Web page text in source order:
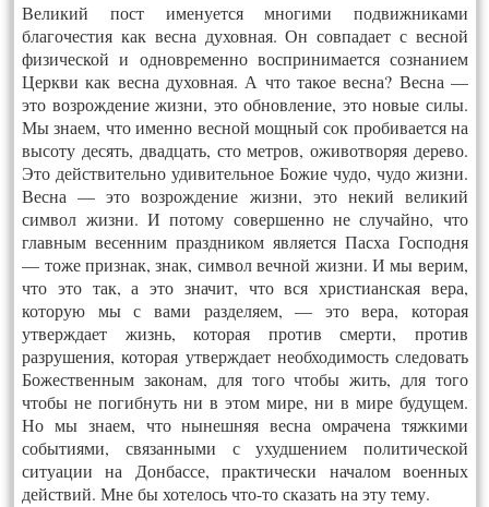
Великий пост именуется многими подвижниками
благочестия как весна духовная. Он совпадает с весной
физической и одновременно воспринимается сознанием
Церкви как весна духовная. А что такое весна? Весна —
это возрождение жизни, это обновление, это новые силы.
Мы знаем, что именно весной мощный сок пробивается на
высоту десять, двадцать, сто метров, оживотворяя дерево.
Это действительно удивительное Божие чудо, чудо жизни.
Весна — это возрождение жизни, это некий великий
символ жизни. И потому совершенно не случайно, что
главным весенним праздником является Пасха Господня
— тоже признак, знак, символ вечной жизни. И мы верим,
что это так, а это значит, что вся христианская вера,
которую мы с вами разделяем, — это вера, которая
утверждает жизнь, которая против смерти, против
разрушения, которая утверждает необходимость следовать
Божественным законам, для того чтобы жить, для того
чтобы не погибнуть ни в этом мире, ни в мире будущем.
Но мы знаем, что нынешняя весна омрачена тяжкими
событиями, связанными с ухудшением политической
ситуации на Донбассе, практически началом военных
действий. Мне бы хотелось что-то сказать на эту тему.